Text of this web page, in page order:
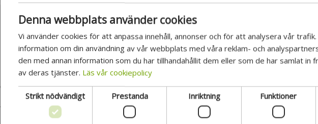
Denna webbplats använder cookies
Vi använder cookies för att anpassa innehåll, annonser och för att analysera vår trafik.
information om din användning av vår webbplats med våra reklam- och
den med annan information som du har tillhandahållit dem eller som de har samlat in
av deras tjänster. Läs vår cookiepolicy
Strikt nödvändigt Prestanda Inriktning Funktioner